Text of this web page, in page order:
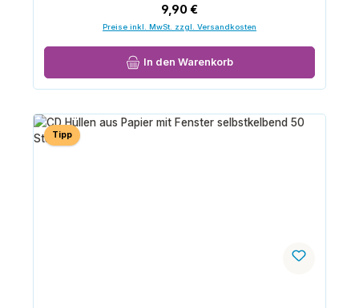
Regulärer Preis:
9,90 €
Preise inkl. MwSt. zzgl. Versandkosten
In den Warenkorb
Tipp